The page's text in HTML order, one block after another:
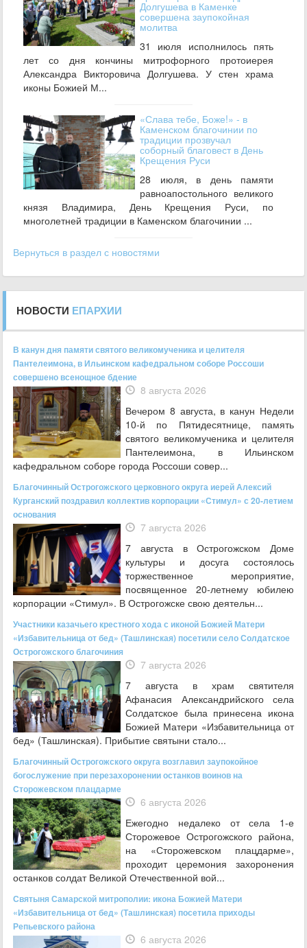
Долгушева в Каменке
совершена заупокойная
молитва
31 июля исполнилось пять
лет со дня кончины митрофорного протоиерея
Александра Викторовича Долгушева. У стен храма
иконы Божией М...
«Слава тебе, Боже!» - в
Каменском благочинии по
традиции прозвучал
соборный благовест в День
Крещения Руси
28 июля, в день памяти
равноапостольного великого
князя Владимира, День Крещения Руси, по
многолетней традиции в Каменском благочинии ...
Вернуться в раздел с новостями
НОВОСТИ ЕПАРХИИ
В канун дня памяти святого великомученика и целителя
Пантелеимона, в Ильинском кафедральном соборе Россоши
совершено всенощное бдение
8 августа 2026
Вечером 8 августа, в канун Недели
10-й по Пятидесятнице, память
святого великомученика и целителя
Пантелеимона, в Ильинском
кафедральном соборе города Россоши совер...
Благочинный Острогожского церковного округа иерей Алексий
Курганский поздравил коллектив корпорации «Стимул» с 20-летием
основания
7 августа 2026
7 августа в Острогожском Доме
культуры и досуга состоялось
торжественное мероприятие,
посвященное 20‑летнему юбилею
корпорации «Стимул». В Острогожске свою деятельн...
Участники казачьего крестного хода с иконой Божией Матери
«Избавительница от бед» (Ташлинская) посетили село Солдатское
Острогожского благочиния
7 августа 2026
7 августа в храм святителя
Афанасия Александрийского села
Солдатское была принесена икона
Божией Матери «Избавительница от
бед» (Ташлинская). Прибытие святыни стало...
Благочинный Острогожского округа возглавил заупокойное
богослужение при перезахоронении останков воинов на
Сторожевском плацдарме
6 августа 2026
Ежегодно недалеко от села 1-е
Сторожевое Острогожского района,
на «Сторожевском плацдарме»,
проходит церемония захоронения
останков солдат Великой Отечественной вой...
Святыня Самарской митрополии: икона Божией Матери
«Избавительница от бед» (Ташлинская) посетила приходы
Репьевского района
6 августа 2026